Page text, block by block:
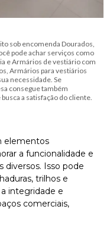
sob encomenda Dourados,
pode achar serviços como
e Armários de vestiário com
Armários para vestiários
necessidade. Se
consegue também
a satisfação do cliente.
elementos
a funcionalidade e
diversos. Isso pode
trilhos e
integridade e
comerciais,